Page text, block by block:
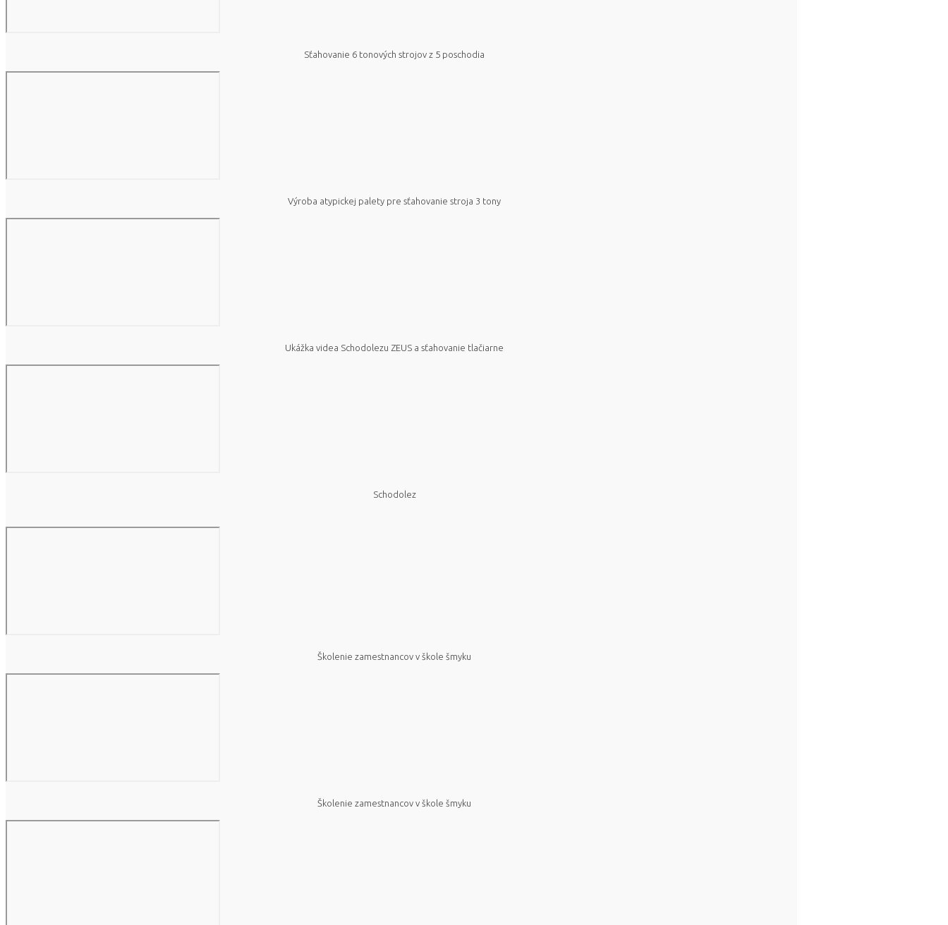
Sťahovanie 6 tonových strojov z 5 poschodia
Výroba atypickej palety pre sťahovanie stroja 3 tony
Ukážka videa Schodolezu ZEUS a sťahovanie tlačiarne
Schodolez
Školenie zamestnancov v škole šmyku
Školenie zamestnancov v škole šmyku